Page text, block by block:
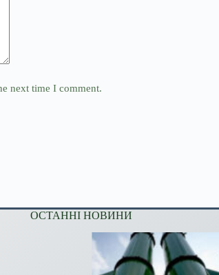
next time I comment.
ОСТАННІ НОВИНИ